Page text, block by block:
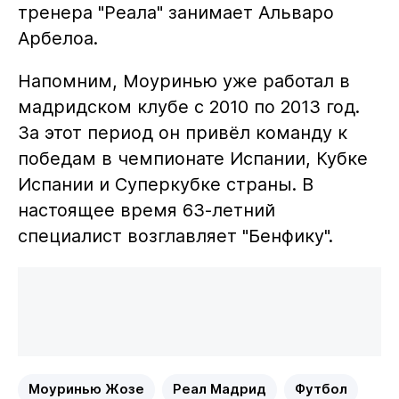
тренера "Реала" занимает Альваро
Арбелоа.
Напомним, Моуринью уже работал в
мадридском клубе с 2010 по 2013 год.
За этот период он привёл команду к
победам в чемпионате Испании, Кубке
Испании и Суперкубке страны. В
настоящее время 63-летний
специалист возглавляет "Бенфику".
Моуринью Жозе Реал Мадрид Футбол